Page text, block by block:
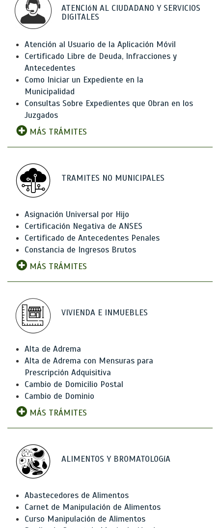
ATENCIóN AL CIUDADANO Y SERVICIOS
DIGITALES
Atención al Usuario de la Aplicación Móvil
Certificado Libre de Deuda, Infracciones y
Antecedentes
Como Iniciar un Expediente en la
Municipalidad
Consultas Sobre Expedientes que Obran en los
Juzgados
MÁS TRÁMITES
TRAMITES NO MUNICIPALES
Asignación Universal por Hijo
Certificación Negativa de ANSES
Certificado de Antecedentes Penales
Constancia de Ingresos Brutos
MÁS TRÁMITES
VIVIENDA E INMUEBLES
Alta de Adrema
Alta de Adrema con Mensuras para
Prescripción Adquisitiva
Cambio de Domicilio Postal
Cambio de Dominio
MÁS TRÁMITES
ALIMENTOS Y BROMATOLOGíA
Abastecedores de Alimentos
Carnet de Manipulación de Alimentos
Curso Manipulación de Alimentos